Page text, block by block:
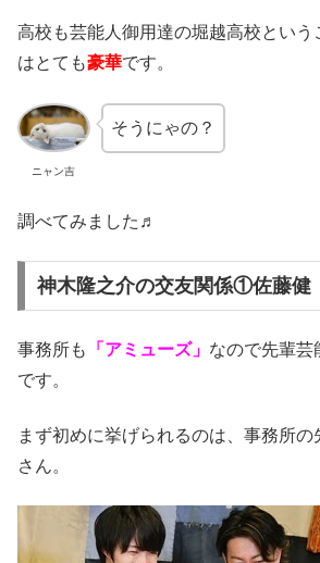
高校も芸能人御用達の堀越高校という
はとても豪華です。
ニャン吉
そうにゃの？
調べてみました♬
神木隆之介の交友関係①佐藤健
事務所も 「アミューズ」 なので先輩芸
です。
まず初めに挙げられるのは、事務所
さん。